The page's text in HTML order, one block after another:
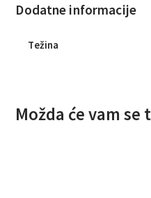
Dodatne informacije
Težina
Možda će vam